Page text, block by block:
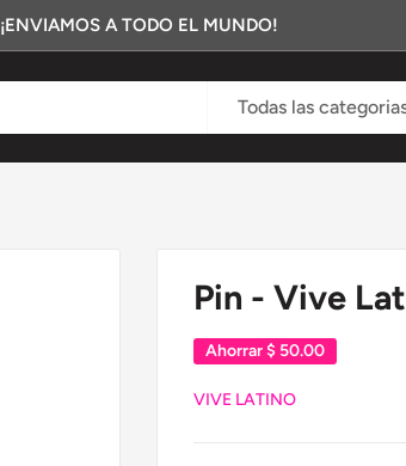
¡ENVIAMOS A TODO EL MUNDO!
Todas las
Pin - Vive
Ahorrar$ 50.00
VIVE LATINO